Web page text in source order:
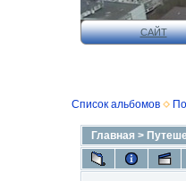
САЙТ
Список альбомов
Главная >